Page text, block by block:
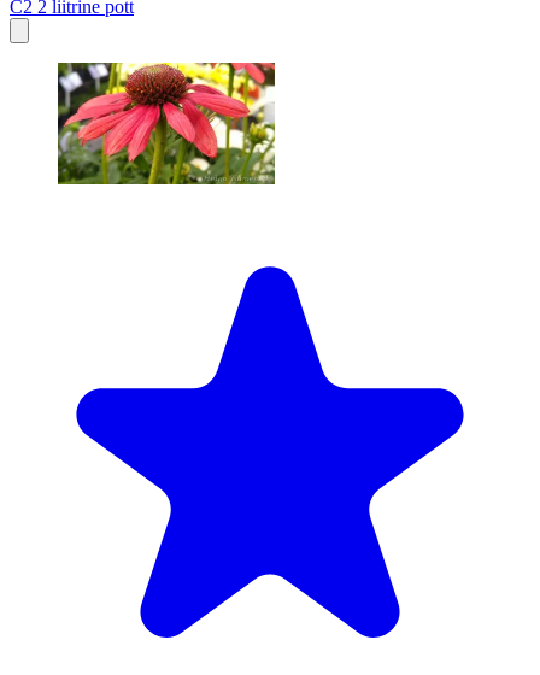
C2 2 liitrine pott